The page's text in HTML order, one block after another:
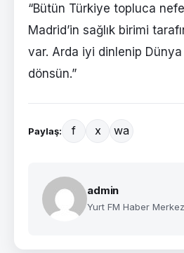
“Bütün Türkiye topluca
Madrid’in sağlık birimi
var. Arda iyi dinlenip Dünya
dönsün.”
Paylaş: f x wa
admin
Yurt FM Haber